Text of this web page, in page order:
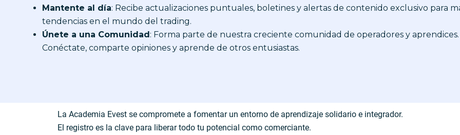
Mantente al día: Recibe actualizaciones puntuales, boletines y alertas de contenido exclusivo para
tendencias en el mundo del trading.
Únete a una Comunidad: Forma parte de nuestra creciente comunidad de operadores y aprendices.
Conéctate, comparte opiniones y aprende de otros entusiastas.
La Academia Evest se compromete a fomentar un entorno de aprendizaje solidario e integrador.
El registro es la clave para liberar todo tu potencial como comerciante.